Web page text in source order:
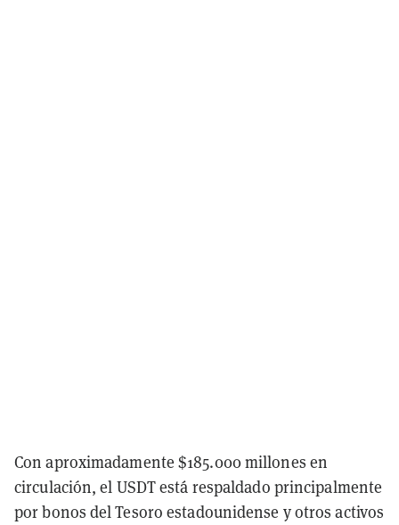
Con aproximadamente $185.000 millones en
circulación, el USDT está respaldado principalmente
por bonos del Tesoro estadounidense y otros activos